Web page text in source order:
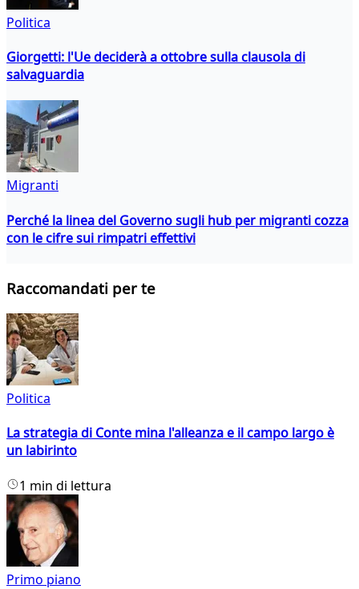
Politica
Giorgetti: l'Ue deciderà a ottobre sulla clausola di
salvaguardia
Migranti
Perché la linea del Governo sugli hub per migranti cozza
con le cifre sui rimpatri effettivi
Raccomandati per te
Politica
La strategia di Conte mina l'alleanza e il campo largo è
un labirinto
1 min di lettura
Primo piano